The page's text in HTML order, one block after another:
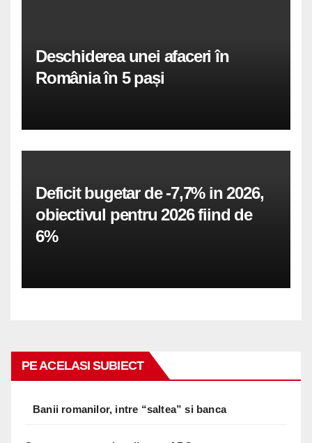
Deschiderea unei afaceri în
România în 5 pași
Deficit bugetar de -7,7% in 2026,
obiectivul pentru 2026 fiind de
6%
PE ACELASI SUBIECT
Banii romanilor, intre “saltea” si banca